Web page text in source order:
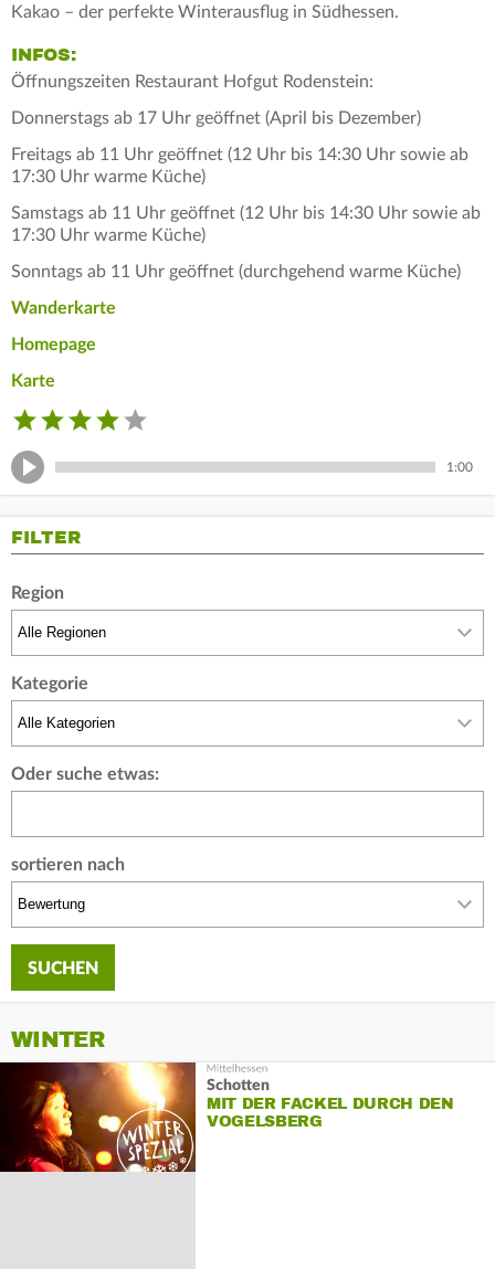
Kakao – der perfekte Winterausflug in Südhessen.
INFOS:
Öffnungszeiten Restaurant Hofgut Rodenstein:
Donnerstags ab 17 Uhr geöffnet (April bis Dezember)
Freitags ab 11 Uhr geöffnet (12 Uhr bis 14:30 Uhr sowie ab
17:30 Uhr warme Küche)
Samstags ab 11 Uhr geöffnet (12 Uhr bis 14:30 Uhr sowie ab
17:30 Uhr warme Küche)
Sonntags ab 11 Uhr geöffnet (durchgehend warme Küche)
Wanderkarte
Homepage
Karte
1:00
FILTER
Region
Kategorie
Oder suche etwas:
sortieren nach
WINTER
Schotten
MIT DER FACKEL DURCH DEN
VOGELSBERG